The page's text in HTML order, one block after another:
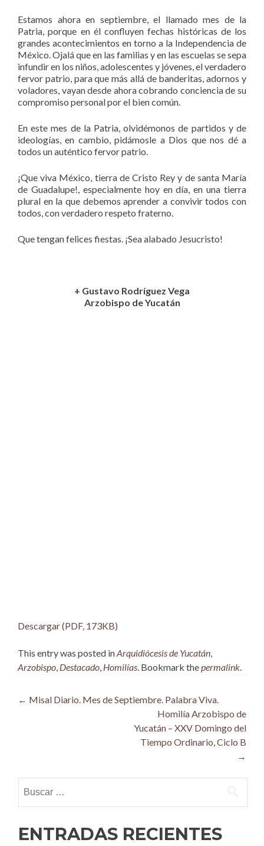
Estamos ahora en septiembre, el llamado mes de la
Patria, porque en él confluyen fechas históricas de los
grandes acontecimientos en torno a la Independencia de
México. Ojalá que en las familias y en las escuelas se sepa
infundir en los niños, adolescentes y jóvenes, el verdadero
fervor patrio, para que más allá de banderitas, adornos y
voladores, vayan desde ahora cobrando conciencia de su
compromiso personal por el bien común.
En este mes de la Patria, olvidémonos de partidos y de
ideologías, en cambio, pidámosle a Dios que nos dé a
todos un auténtico fervor patrio.
¡Que viva México, tierra de Cristo Rey y de santa María
de Guadalupe!, especialmente hoy en día, en una tierra
plural en la que debemos aprender a convivir todos con
todos, con verdadero respeto fraterno.
Que tengan felices fiestas. ¡Sea alabado Jesucristo!
+ Gustavo Rodríguez Vega
Arzobispo de Yucatán
Descargar (PDF, 173KB)
This entry was posted inArquidiócesis de Yucatán,
Arzobispo, Destacado, Homilías. Bookmark thepermalink.
Post
← Misal Diario. Mes de Septiembre. Palabra Viva.
Homilía Arzobispo de
Yucatán – XXV Domingo del
Tiempo Ordinario, Ciclo B
→
ENTRADAS RECIENTES